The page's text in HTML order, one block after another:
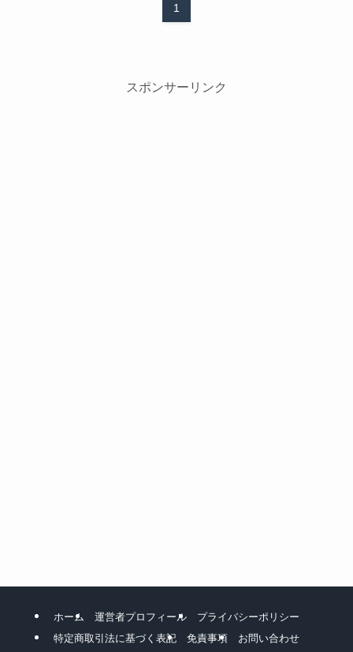
1
スポンサーリンク
ホーム 運営者プロフィール
プライバシーポリシー
特定商取引法に基づく表記
免責事項 お問い合わせ